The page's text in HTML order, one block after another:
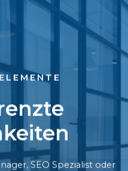
SEO Spezialist oder